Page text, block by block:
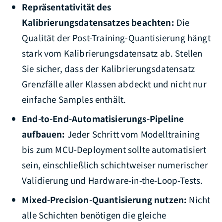
Repräsentativität des
Kalibrierungsdatensatzes beachten: Die
Qualität der Post-Training-Quantisierung hängt
stark vom Kalibrierungsdatensatz ab. Stellen
Sie sicher, dass der Kalibrierungsdatensatz
Grenzfälle aller Klassen abdeckt und nicht nur
einfache Samples enthält.
End-to-End-Automatisierungs-Pipeline
aufbauen: Jeder Schritt vom Modelltraining
bis zum MCU-Deployment sollte automatisiert
sein, einschließlich schichtweiser numerischer
Validierung und Hardware-in-the-Loop-Tests.
Mixed-Precision-Quantisierung nutzen: Nicht
alle Schichten benötigen die gleiche